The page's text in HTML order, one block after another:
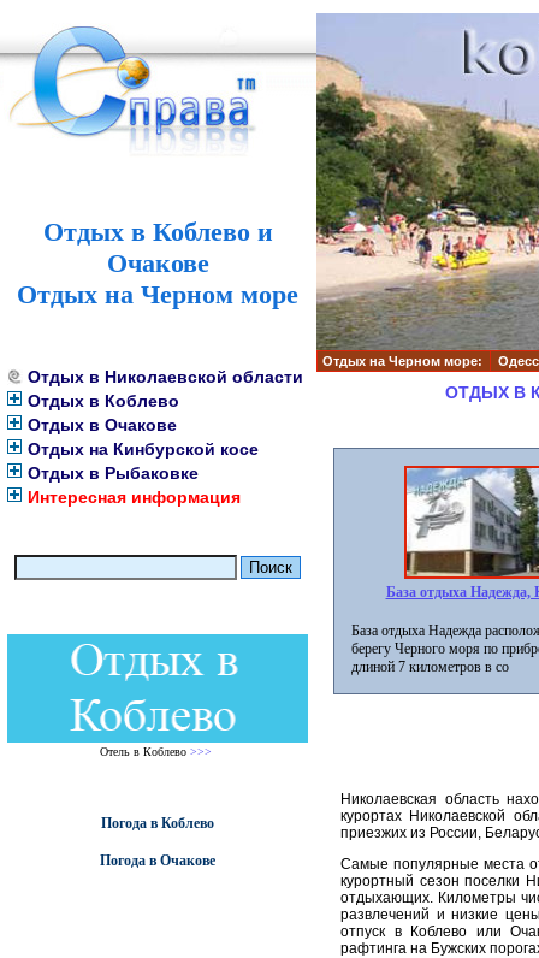
Отдых в Коблево и
Очакове
Отдых на Черном море
Отдых в Николаевской области
Отдых в Коблево
Отдых в Очакове
Отдых на Кинбурской косе
Отдых в Рыбаковке
Интересная информация
Отель в Коблево >>>
Погода в Коблево
Погода в Очакове
Отдых на Черном море:
ОТДЫХ В
База отдыха Надежда,
База отдыха Надежда
берегу Черного моря по
длиной 7 километров в со
Николаевская область
курортах Николаевской
приезжих из России,
Самые популярные места
курортный сезон поселки
отдыхающих. Километры
развлечений и низкие
отпуск в Коблево или
рафтинга на Бужских